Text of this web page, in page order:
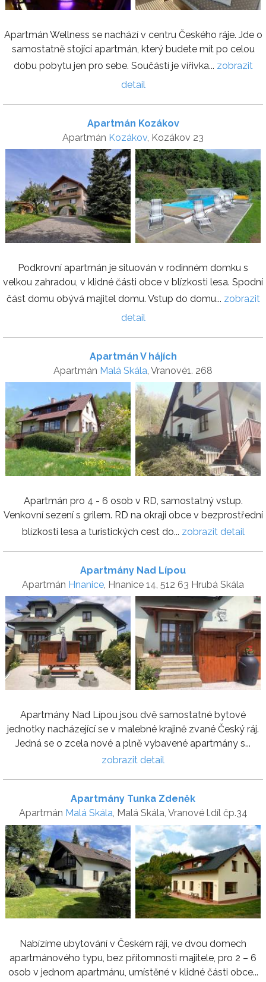
Apartmán Wellness se nachází v centru Českého ráje. Jde o
samostatně stojící apartmán, který budete mít po celou
dobu pobytu jen pro sebe. Součástí je vířivka... zobrazit
detail
Apartmán Kozákov
Apartmán Kozákov, Kozákov 23
Podkrovní apartmán je situován v rodinném domku s
velkou zahradou, v klidné části obce v blízkosti lesa. Spodní
část domu obývá majitel domu. Vstup do domu... zobrazit
detail
Apartmán V hájích
Apartmán Malá Skála, Vranové1. 268
Apartmán pro 4 - 6 osob v RD, samostatný vstup.
Venkovní sezení s grilem. RD na okraji obce v bezprostřední
blízkosti lesa a turistických cest do... zobrazit detail
Apartmány Nad Lípou
Apartmán Hnanice, Hnanice 14, 512 63 Hrubá Skála
Apartmány Nad Lípou jsou dvě samostatné bytové
jednotky nacházející se v malebné krajině zvané Český ráj.
Jedná se o zcela nové a plně vybavené apartmány s...
zobrazit detail
Apartmány Tunka Zdeněk
Apartmán Malá Skála, Malá Skála, Vranové l.díl čp.34
Nabízíme ubytování v Českém ráji, ve dvou domech
apartmánového typu, bez přítomnosti majitele, pro 2 – 6
osob v jednom apartmánu, umístěné v klidné části obce...